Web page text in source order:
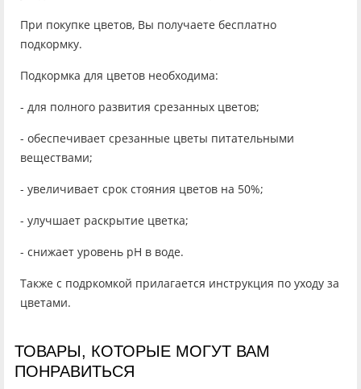
При покупке цветов, Вы получаете бесплатно
подкормку.
Подкормка для цветов необходима:
- для полного развития срезанных цветов;
- обеспечивает срезанные цветы питательными
веществами;
- увеличивает срок стояния цветов на 50%;
- улучшает раскрытие цветка;
- снижает уровень рН в воде.
Также с подркомкой прилагается инструкция по уходу за
цветами.
ТОВАРЫ, КОТОРЫЕ МОГУТ ВАМ
ПОНРАВИТЬСЯ